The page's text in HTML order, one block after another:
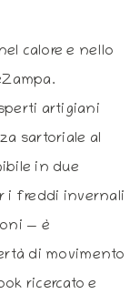
calore e nello
artigiani
sartoriale al
in due
i freddi invernali
— è
di movimento
ricercato e